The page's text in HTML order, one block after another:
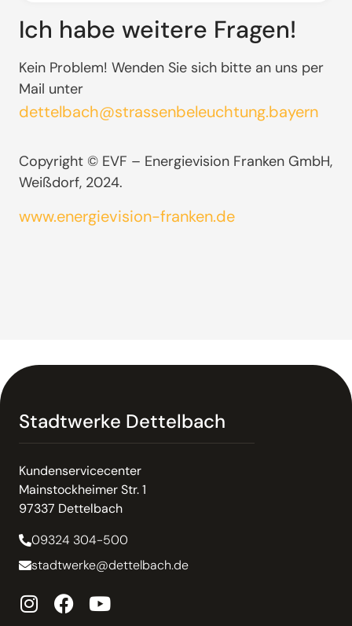
Ich habe weitere Fragen!
Kein Problem! Wenden Sie sich bitte an uns per
Mail unter
dettelbach@strassenbeleuchtung.bayern
Copyright © EVF – Energievision Franken GmbH,
Weißdorf, 2024.
www.energievision-franken.de
Stadtwerke Dettelbach
Kundenservicecenter
Mainstockheimer Str. 1
97337 Dettelbach
09324 304-500
stadtwerke@dettelbach.de